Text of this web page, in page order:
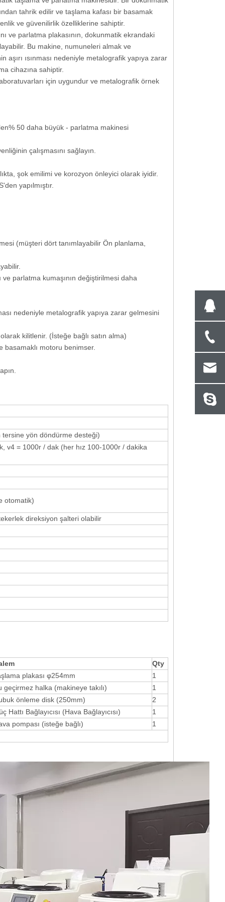
tahrik edilir ve taşlama kafası bir basamak
ve güvenilirlik özelliklerine sahiptir.
ve parlatma plakasının, dokunmatik ekrandaki
Bu makine, numuneleri almak ve
ısınması nedeniyle metalografik yapıya zarar
cihazına sahiptir.
için uygundur ve metalografik örnek
50 daha büyük - parlatma makinesi
çalışmasını sağlayın.
şok emilimi ve korozyon önleyici olarak iyidir.
yapılmıştır.
(müşteri dört tanımlayabilir Ön planlama,
ve parlatma kumaşının değiştirilmesi daha
nedeniyle metalografik yapıya zarar gelmesini
kilitlenir. (İsteğe bağlı satın alma)
basamaklı motoru benimser.
yön döndürme desteği)
v4 = 1000r / dak (her hız 100-1000r / dakika
otomatik)
direksiyon şalteri olabilir
Qty
plakası φ254mm
1
geçirmez halka (makineye takılı)
1
önleme disk (250mm)
2
Hattı Bağlayıcısı (Hava Bağlayıcısı)
1
pompası (isteğe bağlı)
1